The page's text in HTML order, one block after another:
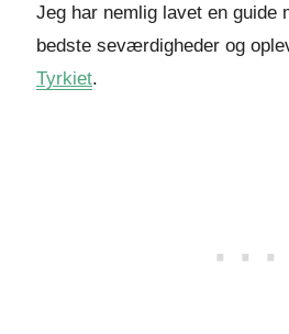
Jeg har nemlig lavet en guide
bedste seværdigheder og
Tyrkiet.